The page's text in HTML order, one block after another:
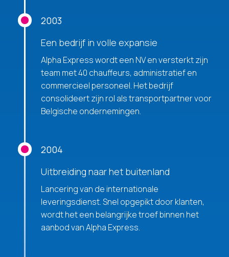
2003
Een bedrijf in volle expansie
Alpha Express wordt een NV en versterkt zijn
team met 40 chauffeurs, administratief en
commercieel personeel. Het bedrijf
consolideert zijn rol als transportpartner voor
Belgische ondernemingen.
2004
Uitbreiding naar het buitenland
Lancering van de internationale
leveringsdienst. Snel opgepikt door klanten,
wordt het een belangrijke troef binnen het
aanbod van Alpha Express.